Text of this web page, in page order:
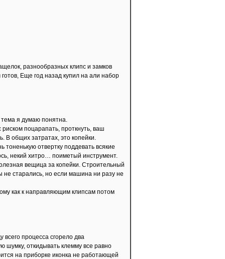
разнообразных клипс и замков
Еще год назад купил на али набор
я думаю понятна.
поцарапать, проткнуть, ваш
В общих затратах, это копейки.
отвертку поддевать всякие
некий хитро… поиметый инструмент.
вещица за копейки. Строительный
старались, но если машина ни разу не
как к направляющим клипсам потом
процесса сгорело два
шумку, откидывать клемму все равно
на приборке иконка не работающей